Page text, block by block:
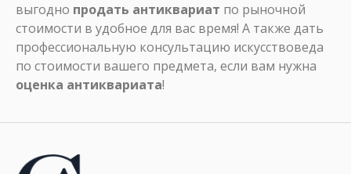
выгодно продать антиквариат по рыночной
стоимости в удобное для вас время! А также дать
профессиональную консультацию искусствоведа
по стоимости вашего предмета, если вам нужна
оценка антиквариата!